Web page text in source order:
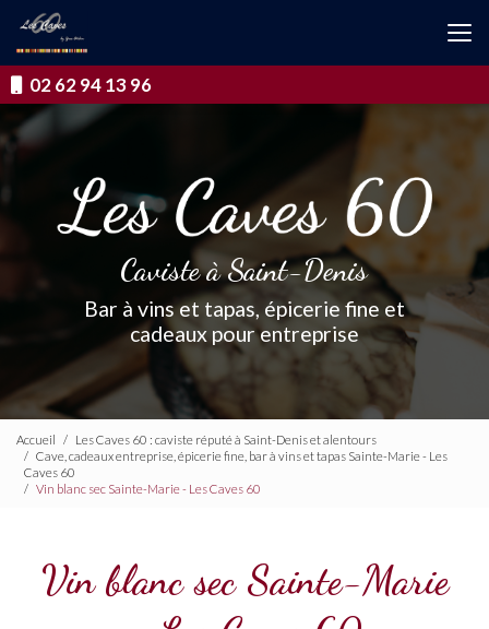
contenu
principal
02 62 94 13 96
Caviste à Saint-Denis
Bar à vins et tapas, épicerie fine et
cadeaux pour entreprise
Accueil
Les Caves 60 : caviste réputé à Saint-Denis et alentours
Cave, cadeaux entreprise, épicerie fine, bar à vins et tapas Sainte-Marie - Les
Caves 60
Vin blanc sec Sainte-Marie - Les Caves 60
Vin blanc sec Sainte-Marie